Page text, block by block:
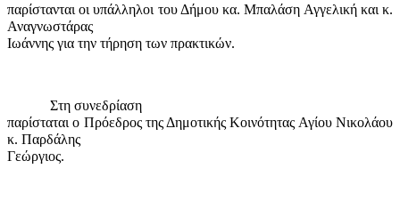
παρίστανται οι υπάλληλοι του Δήμου κα. Μπαλάση Αγγελική και κ.
Αναγνωστάρας
Ιωάννης για την τήρηση των πρακτικών.
Στη συνεδρίαση
παρίσταται ο Πρόεδρος της Δημοτικής Κοινότητας Αγίου Νικολάου
κ. Παρδάλης
Γεώργιος.